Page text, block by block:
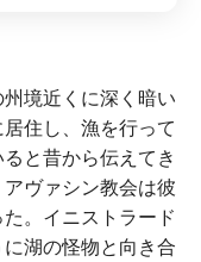
境近くに深く暗い
住し、漁を行って
と昔から伝えてき
ヴァシン教会は彼
。イニストラード
湖の怪物と向き合